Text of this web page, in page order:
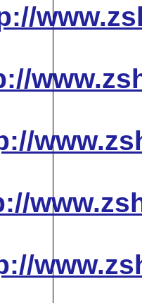
http://
http://
http://
http://
http://